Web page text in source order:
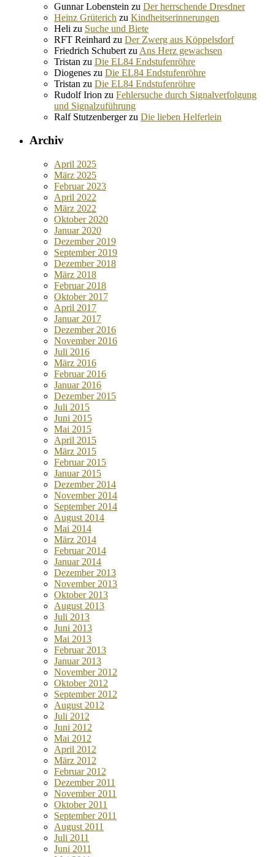
Gunnar Lobenstein zu Der herrschende Dresdner
Heinz Grüterich zu Kindheitserinnerungen
Heli zu Suche und Biete
RFT Reinhard zu Der Zwerg aus Köppelsdorf
Friedrich Schubert zu Ans Herz gewachsen
Tristan zu Die EL84 Endstufenröhre
Diogenes zu Die EL84 Endstufenröhre
Tristan zu Die EL84 Endstufenröhre
Rudolf Irion zu Fehlersuche durch Signalverfolgung
und Signalzuführung
Ralf Stutzenbergerzu Die lieben Helferlein
Archiv
April 2025
März 2025
Februar 2023
April 2022
März 2022
Oktober 2020
Januar 2020
Dezember 2019
September 2019
Dezember 2018
März 2018
Februar 2018
Oktober 2017
April 2017
Januar 2017
Dezember 2016
November 2016
Juli 2016
März 2016
Februar 2016
Januar 2016
Dezember 2015
Juli 2015
Juni 2015
Mai 2015
April 2015
März 2015
Februar 2015
Januar 2015
Dezember 2014
November 2014
September 2014
August 2014
Mai 2014
März 2014
Februar 2014
Januar 2014
Dezember 2013
November 2013
Oktober 2013
August 2013
Juli 2013
Juni 2013
Mai 2013
Februar 2013
Januar 2013
November 2012
Oktober 2012
September 2012
August 2012
Juli 2012
Juni 2012
Mai 2012
April 2012
März 2012
Februar 2012
Dezember 2011
November 2011
Oktober 2011
September 2011
August 2011
Juli 2011
Juni 2011